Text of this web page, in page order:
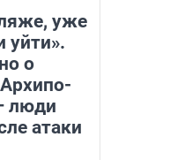
уже
уйти».
о
люди
атаки